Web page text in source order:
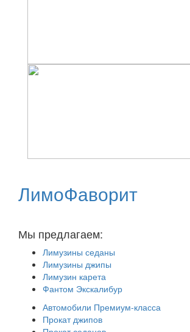
ЛимоФаворит
Мы предлагаем:
Лимузины седаны
Лимузины джипы
Лимузин карета
Фантом Экскалибур
Автомобили Премиум-класса
Прокат джипов